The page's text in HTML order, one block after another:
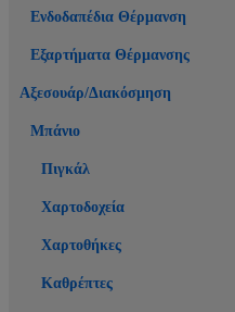
Ενδοδαπέδια Θέρμανση
Εξαρτήματα Θέρμανσης
Αξεσουάρ/Διακόσμηση
Μπάνιο
Πιγκάλ
Χαρτοδοχεία
Χαρτοθήκες
Καθρέπτες